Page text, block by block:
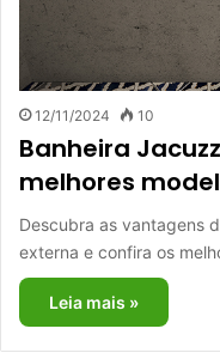
12/11/2024 10
Banheira
melhores
Descubra as vantagens
externa e confira os
Leia mais »